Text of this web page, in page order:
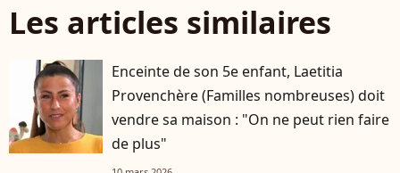
Les articles similaires
Enceinte de son 5e enfant, Laetitia
Provenchère (Familles nombreuses) doit
vendre sa maison : "On ne peut rien faire
de plus"